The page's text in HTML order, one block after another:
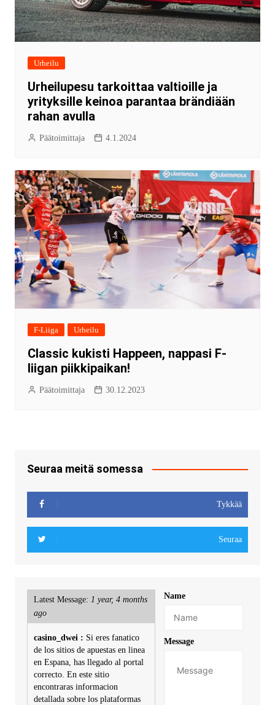
Urheilu
Urheilupesu tarkoittaa valtioille ja
yrityksille keinoa parantaa brändiään
rahan avulla
Päätoimittaja 4.1.2024
F-Liiga Urheilu
Classic kukisti Happeen, nappasi F-
liigan piikkipaikan!
Päätoimittaja 30.12.2023
Seuraa meitä somessa
Tykkää
Seuraa
Latest Message: 1 year, 4 months
ago
casino_dwei : Si eres fanatico
de los sitios de apuestas en linea
en Espana, has llegado al portal
correcto. En este sitio
encontraras informacion
detallada sobre los plataformas
Name
Message